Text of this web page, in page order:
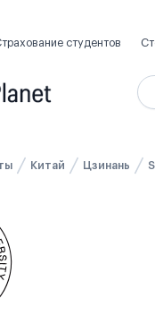
студентов
Китай Цзинань